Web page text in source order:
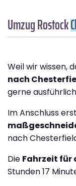
Umzug Rostock
Weil wir wissen,
nach
gerne
Im Anschluss
nach
Die Fahrzeit für
Stunden 17